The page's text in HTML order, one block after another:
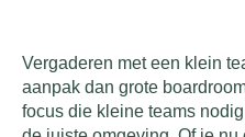
Vergaderen met een klein
aanpak dan grote
focus die kleine teams